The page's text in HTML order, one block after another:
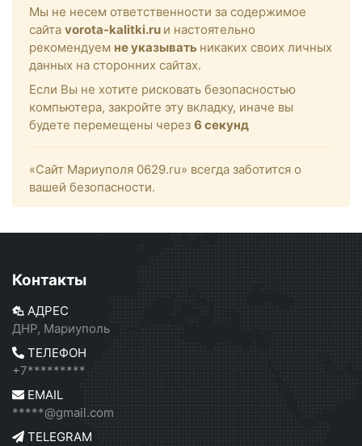
Мы не несем ответственности за содержимое
сайта vorota-kalitki.ru и настоятельно
рекомендуем не указывать никаких своих личных
данных на сторонних сайтах.
Если Вы не хотите рисковать безопасностью
компьютера, закройте эту вкладку, иначе вы
будете перемещены через 6 секунд
«Сайт Мариуполя 0629.ru» всегда заботится о
вашей безопасности.
Контакты
АДРЕС
ДНР, Мариуполь
ТЕЛЕФОН
+7*********
EMAIL
*****@gmail.com
TELEGRAM